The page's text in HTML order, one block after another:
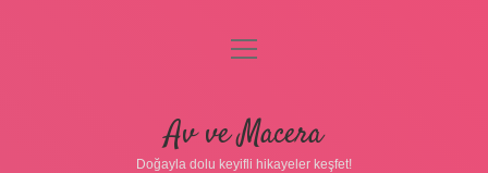
Gizlilik Politikası
menüyü
Av ve Macera
Doğayla dolu keyifli hikayeler keşfet!